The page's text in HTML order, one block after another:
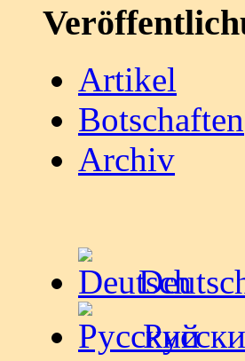
Artikel
Botschaften
Archiv